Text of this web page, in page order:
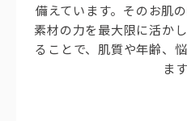
備えています。そのお肌
素材の力を最大限に活か
ることで、肌質や年齢、
ます